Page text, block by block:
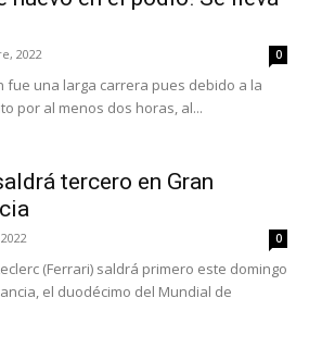
2022 0
fue una larga carrera pues debido a la
por al menos dos horas, al...
tercero en Gran
0
(Ferrari) saldrá primero este domingo
el duodécimo del Mundial de